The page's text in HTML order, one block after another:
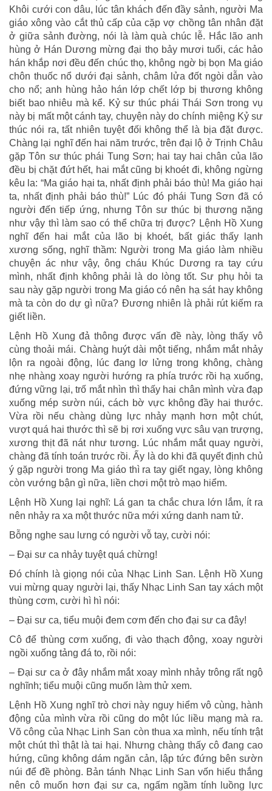
Khôi cưới con dâu, lúc tân khách đến đầy sảnh, người Ma
giáo xông vào cắt thủ cấp của cặp vợ chồng tân nhân đặt
ở giữa sảnh đường, nói là làm quà chúc lễ. Hắc lão anh
hùng ở Hán Dương mừng đại thọ bảy mươi tuổi, các hảo
hán khắp nơi đều đến chúc thọ, không ngờ bị bọn Ma giáo
chôn thuốc nổ dưới đại sảnh, châm lửa đốt ngòi dẫn vào
cho nổ; anh hùng hảo hán lớp chết lớp bị thương không
biết bao nhiêu mà kể. Kỷ sư thúc phái Thái Sơn trong vụ
này bị mất một cánh tay, chuyện này do chính miệng Kỷ sư
thúc nói ra, tất nhiên tuyệt đối không thể là bịa đặt được.
Chàng lại nghĩ đến hai năm trước, trên đại lộ ở Trịnh Châu
gặp Tôn sư thúc phái Tung Sơn; hai tay hai chân của lão
đều bị chặt đứt hết, hai mắt cũng bị khoét đi, không ngừng
kêu la: “Ma giáo hại ta, nhất định phải báo thù! Ma giáo hại
ta, nhất định phải báo thù!” Lúc đó phái Tung Sơn đã có
người đến tiếp ứng, nhưng Tôn sư thúc bị thương nặng
như vậy thì làm sao có thể chữa trị được? Lệnh Hồ Xung
nghĩ đến hai mắt của lão bị khoét, bất giác thấy lạnh
xương sống, nghĩ thầm: Người trong Ma giáo làm nhiều
chuyện ác như vậy, ông cháu Khúc Dương ra tay cứu
mình, nhất định không phải là do lòng tốt. Sư phụ hỏi ta
sau này gặp người trong Ma giáo có nên hạ sát hay không
mà ta còn do dự gì nữa? Đương nhiên là phải rút kiếm ra
giết liền.
Lệnh Hồ Xung đả thông được vấn đề này, lòng thấy vô
cùng thoải mái. Chàng huýt dài một tiếng, nhắm mắt nhảy
lộn ra ngoài động, lúc đang lơ lửng trong không, chàng
nhẹ nhàng xoay người hướng ra phía trước rồi hạ xuống,
đứng vững lại, trố mắt nhìn thì thấy hai chân mình vừa đạp
xuống mép sườn núi, cách bờ vực không đầy hai thước.
Vừa rồi nếu chàng dùng lực nhảy mạnh hơn một chút,
vượt quá hai thước thì sẽ bị rơi xuống vực sâu vạn trượng,
xương thịt đã nát như tương. Lúc nhắm mắt quay người,
chàng đã tính toán trước rồi. Ấy là do khi đã quyết định chủ
ý gặp người trong Ma giáo thì ra tay giết ngay, lòng không
còn vướng bận gì nữa, liền chơi một trò mạo hiểm.
Lệnh Hồ Xung lại nghĩ: Lá gan ta chắc chưa lớn lắm, ít ra
nên nhảy ra xa một thước nữa mới xứng danh nam tử.
Bỗng nghe sau lưng có người vỗ tay, cười nói:
– Đại sư ca nhảy tuyệt quá chừng!
Đó chính là giọng nói của Nhạc Linh San. Lệnh Hồ Xung
vui mừng quay người lại, thấy Nhạc Linh San tay xách một
thùng cơm, cười hì hì nói:
– Đại sư ca, tiểu muội đem cơm đến cho đại sư ca đây!
Cô để thùng cơm xuống, đi vào thạch động, xoay người
ngồi xuống tảng đá to, rồi nói:
– Đại sư ca ở đây nhắm mắt xoay mình nhảy trông rất ngộ
nghĩnh; tiểu muội cũng muốn làm thử xem.
Lệnh Hồ Xung nghĩ trò chơi này nguy hiểm vô cùng, hành
động của mình vừa rồi cũng do một lúc liều mạng mà ra.
Võ công của Nhạc Linh San còn thua xa mình, nếu tính trật
một chút thì thật là tai hại. Nhưng chàng thấy cô đang cao
hứng, cũng không dám ngăn cản, lập tức đứng bên sườn
núi để đề phòng. Bản tánh Nhạc Linh San vốn hiếu thắng
nên cô muốn hơn đại sư ca, ngấm ngầm tính luồng lực